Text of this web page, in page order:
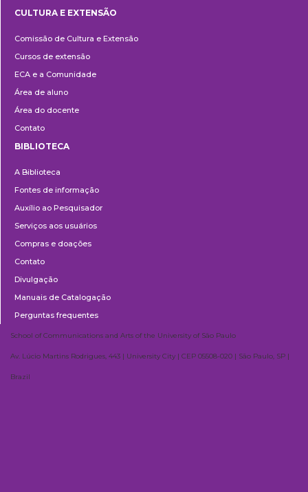
e
Extensão
CULTURA E EXTENSÃO
Comissão de Cultura e Extensão
Cursos de extensão
ECA e a Comunidade
Área de aluno
Área do docente
Contato
BIBLIOTECA
A Biblioteca
Fontes de informação
Auxílio ao Pesquisador
Serviços aos usuários
Compras e doações
Contato
Divulgação
Manuais de Catalogação
Perguntas frequentes
School of Communications and Arts of the University of São Paulo
Av. Lúcio Martins Rodrigues, 443 | University City | CEP 05508-020 | São Paulo, SP |
Brazil